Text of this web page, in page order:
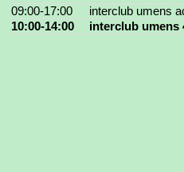
09:00-17:00
interclub umens
10:00-14:00
interclub umens